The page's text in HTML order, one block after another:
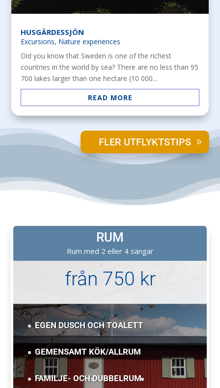
HUSGÄRDESSJÖN
Excursions, Nature experiences
Did you know that Sweden is one of the richest
countries in the world by sea? There are no less than 95
700 lakes larger than one hectare (10 000...
READ MORE
FLER UTFLYKTSTIPS
RUM
Rum med 2 eller 4 sängar
från 750 kr
EGEN DUSCH OCH TOALETT
GEMENSAMT KÖK/ALLRUM
FAMILJE- OCH DUBBELRUM.